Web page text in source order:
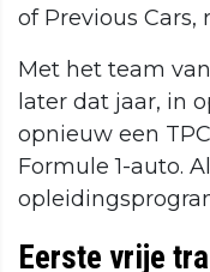
of Previous Cars,
Met het team
later dat jaar, in
opnieuw een
Formule 1-auto.
Eerste vrije